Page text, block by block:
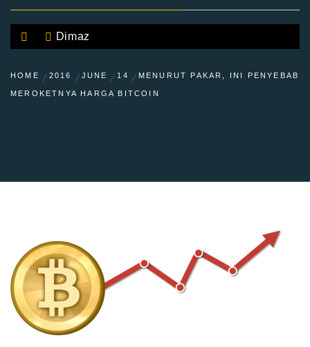
Dimaz
HOME 2016 JUNE 14 MENURUT PAKAR, INI PENYEBAB
MEROKETNYA HARGA BITCOIN